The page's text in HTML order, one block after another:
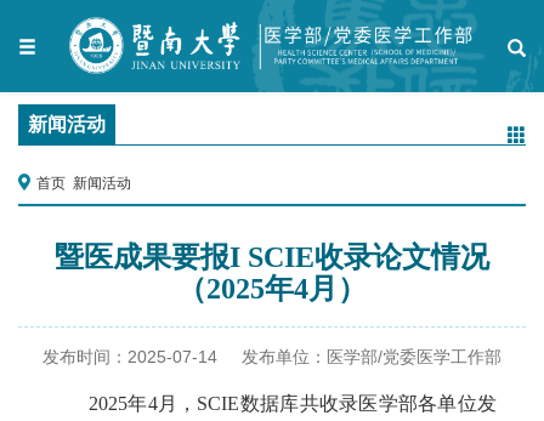
新闻活动
首页 新闻活动
暨医成果要报I SCIE收录论文情况
（2025年4月）
发布时间： 2025-07-14 发布单位： 医学部/党委医学工作部
2025年4月， SCIE数据库共收录医学部各单位发